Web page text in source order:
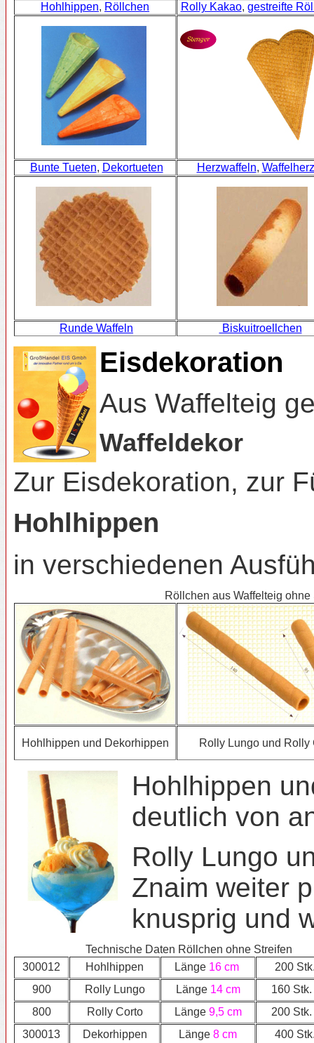
Hohlhippen, Röllchen Rolly Kakao, gestreifte
Bunte Tueten, Dekortueten Herzwaffeln,
Runde Waffeln Biskuitroellchen
Eisdekoration
Aus Waffelteig
Waffeldekor
Zur Eisdekoration, zur
Hohlhippen
in verschiedenen
Röllchen aus Waffelteig ohne
Hohlhippen und Dekorhippen Rolly Lungo und Rolly
Hohlhippen
deutlich von
Rolly Lungo
Znaim weiter
knusprig und
Technische Daten Röllchen ohne Streifen
300012
Hohlhippen Länge 16 cm
200
900
Rolly Lungo Länge 14 cm
160
800
Rolly Corto Länge 9,5 cm
200
300013
Dekorhippen Länge 8 cm 400